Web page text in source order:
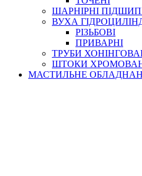
ШАРНІРНІ
ВУХА
РІЗЬБОВІ
ПРИВАРНІ
ТРУБИ
ШТОКИ
МАСТИЛЬНЕ